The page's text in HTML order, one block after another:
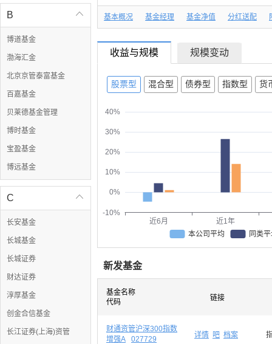

B
博道基金
渤海汇金
北京京管泰富基金
百嘉基金
贝莱德基金管理
博时基金
宝盈基金
博远基金

C
长安基金
长城基金
长城证券
财达证券
淳厚基金
创金合信基金
长江证券(上海)资管
基本概况 基金经理 基金净值 分红送配
收益与规模 规模变动
股票型 混合型 债券型 指数型 货
-10%
0%
10%
20%
30%
40%
近6月
近1年
本公司平均
同类
新发基金
基金名称
代码
链接
财通资管沪深300指数
增强A
027729 详情 吧 档案